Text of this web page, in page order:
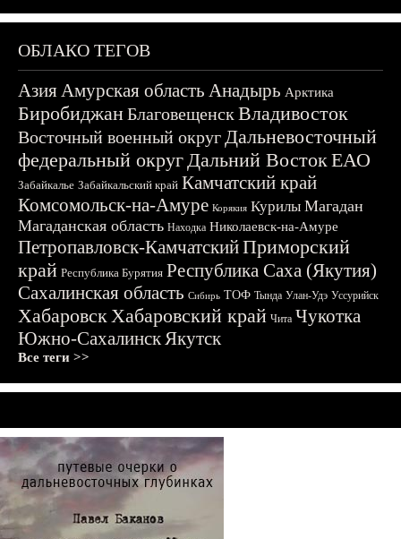
ОБЛАКО ТЕГОВ
АзияАмурская область Анадырь Арктика
БиробиджанБлаговещенскВладивосток
Восточный военный округДальневосточный
федеральный округДальний ВостокЕАО
Забайкалье Забайкальский край Камчатский край
Комсомольск-на-Амуре Корякия Курилы Магадан
Магаданская область Находка Николаевск-на-Амуре
Петропавловск-КамчатскийПриморский
край Республика Бурятия Республика Саха (Якутия)
Сахалинская область Сибирь ТОФ Тында Улан-Удэ Уссурийск
ХабаровскХабаровский край Чита Чукотка
Южно-СахалинскЯкутск
Все теги >>